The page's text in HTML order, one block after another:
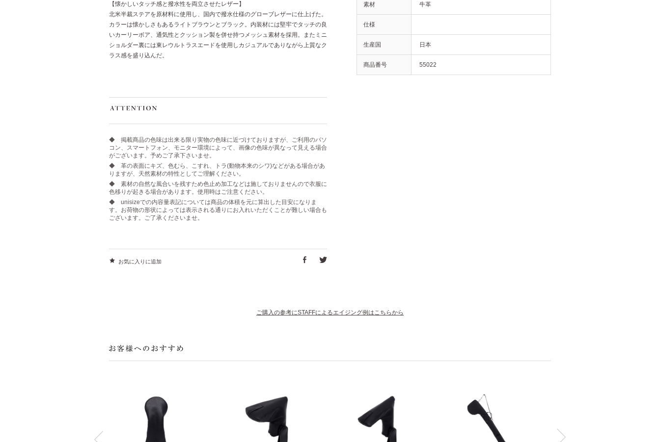
【懐かしいタッチ感と撥水性を両立させたレザー】
北米半裁ステアを原材料に使用し、国内で撥水仕様のグローブレザーに仕上げた。
カラーは懐かしさもあるライトブラウンとブラック。内装材には堅牢でタッチの良
いカーリーボア、通気性とクッション製を併せ持つメッシュ素材を採用。またミニ
ショルダー裏には東レウルトラスエードを使用しカジュアルでありながら上質なク
ラス感を盛り込んだ。
◆ 掲載商品の色味は出来る限り実物の色味に近づけておりますが、ご利用のパソ
コン、スマートフォン、モニター環境によって、画像の色味が異なって見える場合
がございます。予めご了承下さいませ。
◆ 革の表面にキズ、色むら、こすれ、トラ(動物本来のシワ)などがある場合があ
りますが、天然素材の特性としてご理解ください。
◆ 素材の自然な風合いを残すため色止め加工などは施しておりませんので衣服に
色移りが起きる場合があります。使用時はご注意ください。
◆ unisizeでの内容量表記については商品の体積を元に算出した目安になりま
す。お荷物の形状によっては表示される通りにお入れいただくことが難しい場合も
ございます。ご了承くださいませ。
お気に入りに追加
素材 牛革
仕様
生産国 日本
商品番号 55022
ご購入の参考にSTAFFによるエイジング例はこちらから